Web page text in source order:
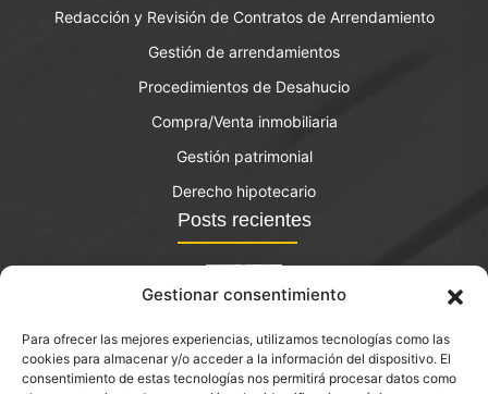
Gestionar consentimiento
Para ofrecer las mejores experiencias, utilizamos tecnologías como las
cookies para almacenar y/o acceder a la información del dispositivo. El
consentimiento de estas tecnologías nos permitirá procesar datos como
Redacción y Revisión de Contratos de Arrendamiento
Gestión de arrendamientos
Procedimientos de Desahucio
Compra/Venta inmobiliaria
Gestión patrimonial
Derecho hipotecario
Posts recientes
El bono joven de vivienda: qué es y quién lo puede
solicitar?